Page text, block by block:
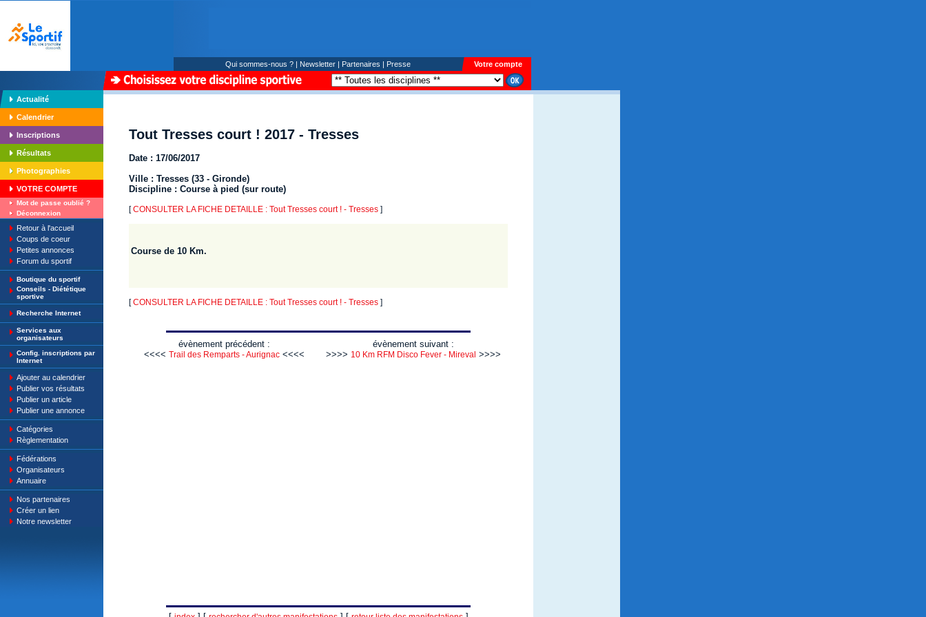
Qui sommes-nous ? | Newsletter | Partenaires | Presse Votre compte
Actualité
Calendrier
Inscriptions
Résultats
Photographies
VOTRE COMPTE
Mot de passe oublié ?
Déconnexion
Retour à l'accueil
Coups de coeur
Petites annonces
Forum du sportif
Boutique du sportif
Conseils - Diététique
sportive
Recherche Internet
Services aux
organisateurs
Config. inscriptions par
Internet
Ajouter au calendrier
Publier vos résultats
Publier un article
Publier une annonce
Catégories
Règlementation
Fédérations
Organisateurs
Annuaire
Nos partenaires
Créer un lien
Notre newsletter
Tout Tresses court ! 2017 - Tresses
Date : 17/06/2017
Ville : Tresses (33 - Gironde)
Discipline : Course à pied (sur route)
[CONSULTER LA FICHE DETAILLE : Tout Tresses court ! - Tresses ]
Course de 10 Km.
[CONSULTER LA FICHE DETAILLE : Tout Tresses court ! - Tresses ]
évènement précédent :
<<<< Trail des Remparts - Aurignac <<<<
évènement suivant :
>>>> 10 Km RFM Disco Fever - Mireval >>>>